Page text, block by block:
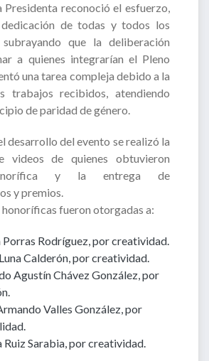
Presidenta reconoció el esfuerzo,
de todas y todos los
que la deliberación
a quienes integrarían el Pleno
una tarea compleja debido a la
trabajos recibidos, atendiendo
de paridad de género.
desarrollo del evento se realizó la
videos de quienes obtuvieron
y la entrega de
y premios.
honoríficas fueron otorgadas a:
Porras Rodríguez, por creatividad.
Calderón, por creatividad.
Agustín Chávez González, por
Valles González, por
Ruiz Sarabia, por creatividad.